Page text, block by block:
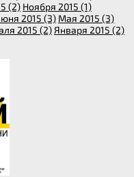
(2) Ноября 2015 (1)
2015 (3) Мая 2015 (3)
2015 (2) Января 2015 (2)